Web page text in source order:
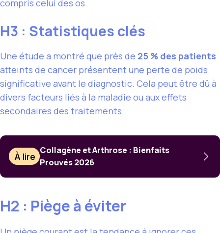
compris celui des os.
H3 : Statistiques clés
Une étude a montré que près de 25 % des patients
atteints de cancer présentent une perte de poids
significative avant le diagnostic. Cela peut être dû à
divers facteurs liés à la maladie ou aux effets
secondaires des traitements.
À lire
Collagène et Arthrose : Bienfaits
Prouvés 2026
H2 : Piège à éviter